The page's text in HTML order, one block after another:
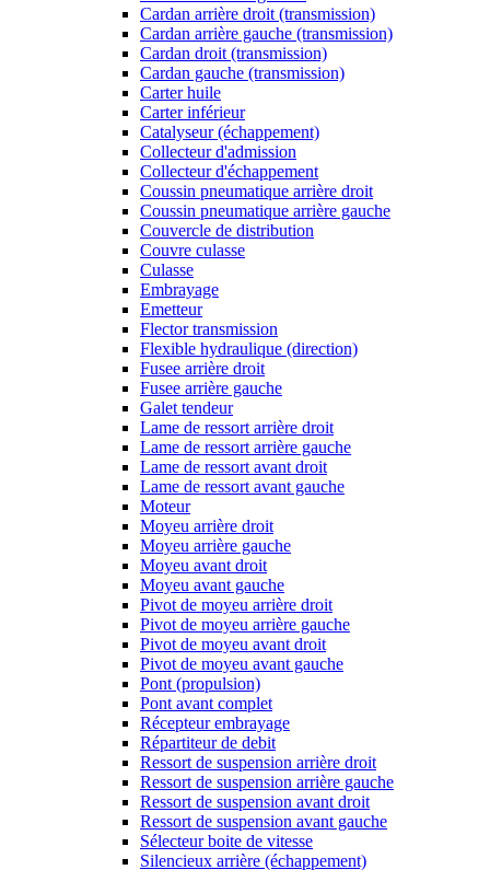
Cardan arrière droit (transmission)
Cardan arrière gauche (transmission)
Cardan droit (transmission)
Cardan gauche (transmission)
Carter huile
Carter inférieur
Catalyseur (échappement)
Collecteur d'admission
Collecteur d'échappement
Coussin pneumatique arrière droit
Coussin pneumatique arrière gauche
Couvercle de distribution
Couvre culasse
Culasse
Embrayage
Emetteur
Flector transmission
Flexible hydraulique (direction)
Fusee arrière droit
Fusee arrière gauche
Galet tendeur
Lame de ressort arrière droit
Lame de ressort arrière gauche
Lame de ressort avant droit
Lame de ressort avant gauche
Moteur
Moyeu arrière droit
Moyeu arrière gauche
Moyeu avant droit
Moyeu avant gauche
Pivot de moyeu arrière droit
Pivot de moyeu arrière gauche
Pivot de moyeu avant droit
Pivot de moyeu avant gauche
Pont (propulsion)
Pont avant complet
Récepteur embrayage
Répartiteur de debit
Ressort de suspension arrière droit
Ressort de suspension arrière gauche
Ressort de suspension avant droit
Ressort de suspension avant gauche
Sélecteur boite de vitesse
Silencieux arrière (échappement)